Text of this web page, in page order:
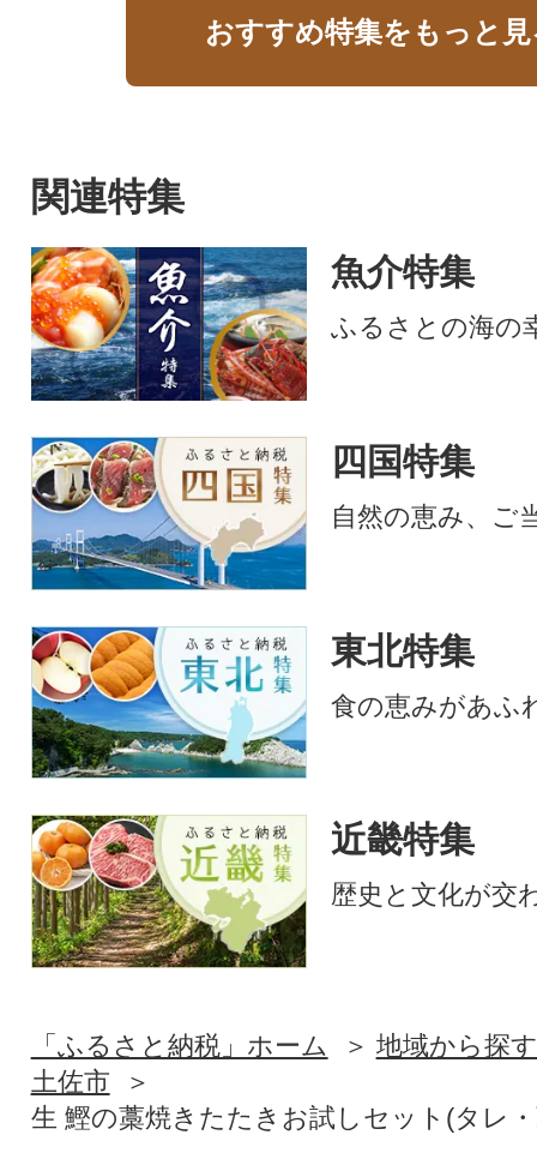
おすすめ特集をもっと
関連特集
魚介特集
ふるさとの海の
四国特集
自然の恵み、ご
東北特集
食の恵みがあふ
近畿特集
歴史と文化が交
「ふるさと納税」ホーム
地域から探す
土佐市
生 鰹の藁焼きたたきお試しセット(タレ